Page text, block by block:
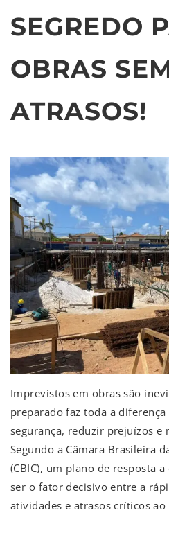
SEGREDO
OBRAS
ATRASOS!
Imprevistos em obras são
preparado faz toda a
segurança, reduzir prejuízos
Segundo a Câmara Brasileira
(CBIC), um plano de resposta
ser o fator decisivo entre a
atividades e atrasos críticos